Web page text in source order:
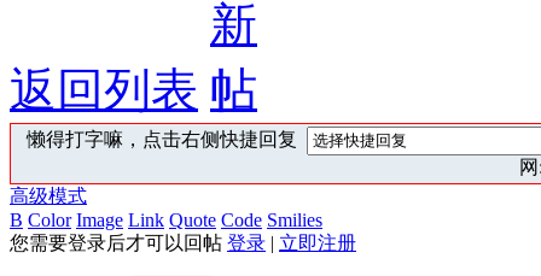
返回列表
懒得打字嘛，点击右侧快捷回复
高级模式
B Color Image Link Quote Code Smilies
您需要登录后才可以回帖 登录 | 立即注册